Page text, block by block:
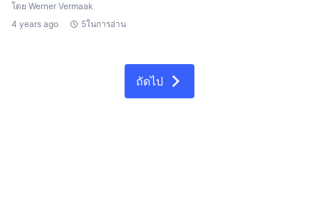
โดย Werner Vermaak
4 years ago
5ในการอ่าน
ถัดไป